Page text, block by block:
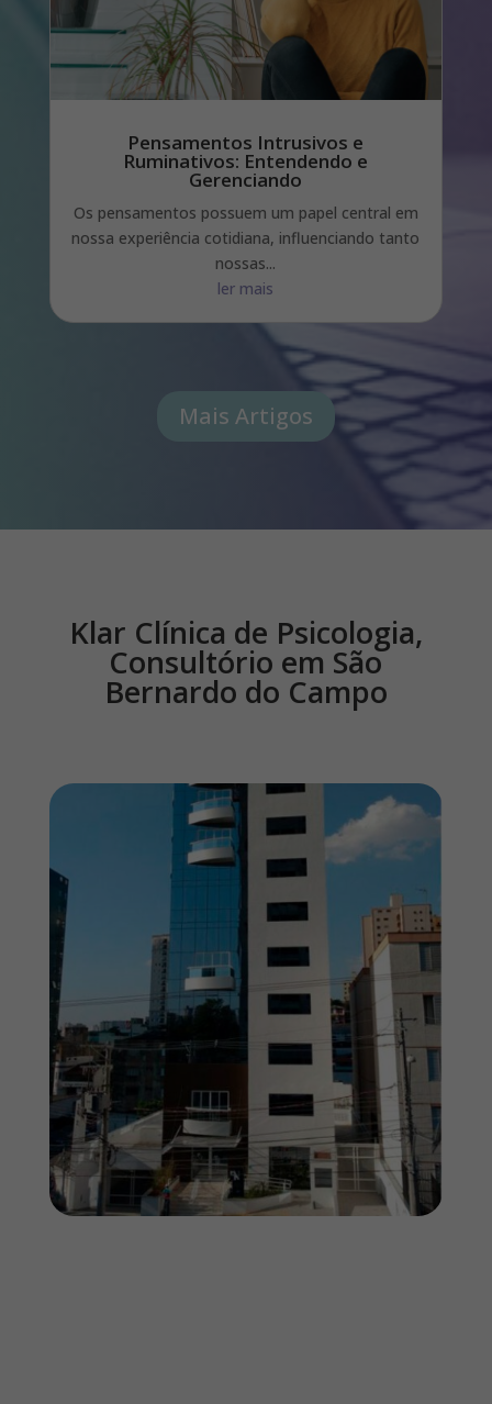
Pensamentos Intrusivos e
Ruminativos: Entendendo e
Gerenciando
Os pensamentos possuem um papel central em
nossa experiência cotidiana, influenciando tanto
nossas...
ler mais
Mais Artigos
Klar Clínica de Psicologia,
Consultório em São
Bernardo do Campo